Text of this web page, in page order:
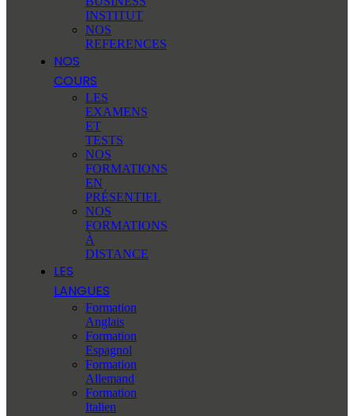
INSTITUT
NOS
REFERENCES
NOS
COURS
LES
EXAMENS
ET
TESTS
NOS
FORMATIONS
EN
PRÉSENTIEL
NOS
FORMATIONS
À
DISTANCE
LES
LANGUES
Formation
Anglais
Formation
Espagnol
Formation
Allemand
Formation
Italien